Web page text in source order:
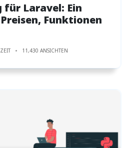
für Laravel: Ein
Funktionen
11,430 ANSICHTEN